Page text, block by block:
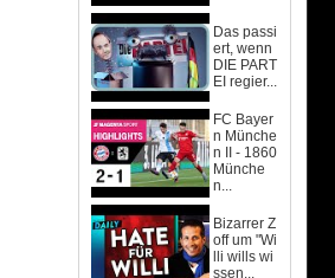
Das passi
ert, wenn
DIE PART
EI regier...
FC Bayer
n Münche
n II - 1860
Münche
n...
Bizarrer Z
off um "Wi
lli wills wi
ssen...